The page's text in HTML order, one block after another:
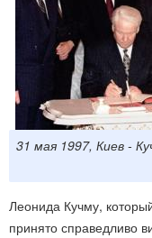
31 мая 1997, Киев -
Леонида Кучму,
принято справедливо